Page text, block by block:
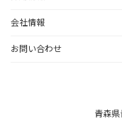
会社情報
お問い合わせ
青森